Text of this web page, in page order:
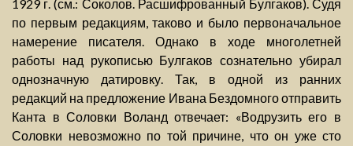
1929 г. (см.: Соколов. Расшифрованный Булгаков). Судя
по первым редакциям, таково и было первоначальное
намерение писателя. Однако в ходе многолетней
работы над рукописью Булгаков сознательно убирал
однозначную датировку. Так, в одной из ранних
редакций на предложение Ивана Бездомного отправить
Канта в Соловки Воланд отвечает: «Водрузить его в
Соловки невозможно по той причине, что он уже сто